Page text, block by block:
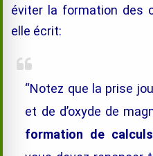
éviter la formation des
elle écrit:
“Notez que la prise
et de d’oxyde de
formation de calculs